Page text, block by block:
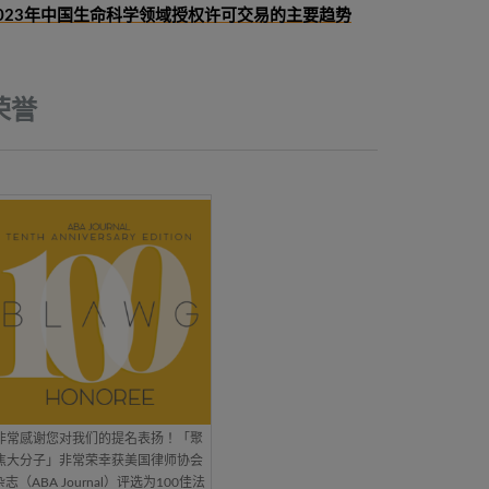
年中国生命科学领域授权许可交易的主要趋势
誉
常感谢您对我们的提名表扬！「聚
大分子」非常荣幸获美国律师协会
志（ABA Journal）评选为100佳法